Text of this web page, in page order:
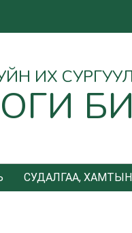
ИХ
СУДАЛГАА,